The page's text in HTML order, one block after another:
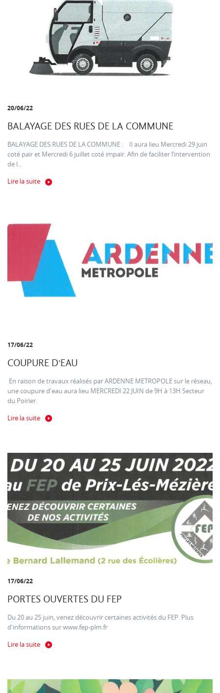
20/06/22
BALAYAGE DES RUES DE LA COMMUNE
BALAYAGE DES RUES DE LA COMMUNE : Il aura lieu Mercredi 29 juin
coté pair et Mercredi 6 juillet coté impair. Afin de faciliter l’intervention
de l...
Lire la suite
17/06/22
COUPURE D'EAU
En raison de travaux réalisés par ARDENNE METROPOLE sur le réseau,
une coupure d'eau aura lieu MERCREDI 22 JUIN de 9H à 13H Secteur
du Poirier.
Lire la suite
17/06/22
PORTES OUVERTES DU FEP
Du 20 au 25 juin, venez découvrir certaines activités du FEP. Plus
d'informations sur www.fep-plm.fr
Lire la suite